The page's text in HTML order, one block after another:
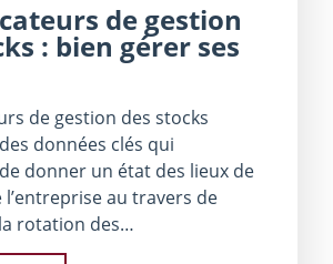
de gestion
: bien gérer ses
de gestion des stocks
données clés qui
donner un état des lieux de
l’entreprise au travers de
rotation des…